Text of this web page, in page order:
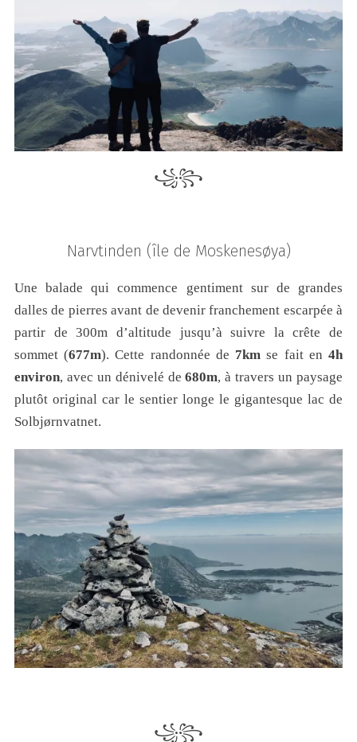
꧁꧂
Narvtinden (île de Moskenesøya)
Une balade qui commence gentiment sur de grandes
dalles de pierres avant de devenir franchement escarpée à
partir de 300m d’altitude jusqu’à suivre la crête de
sommet (677m). Cette randonnée de 7kmse fait en4h
environ, avec un dénivelé de680m, à travers un paysage
plutôt original car le sentier longe le gigantesque lac de
Solbjørnvatnet.
꧁꧂